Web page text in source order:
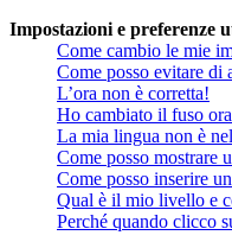
Impostazioni e preferenze
Come cambio le mie
Come posso evitare di
L’ora non è corretta!
Ho cambiato il fuso
La mia lingua non è
Come posso mostrare
Come posso inserire
Qual è il mio livello e
Perché quando clicco